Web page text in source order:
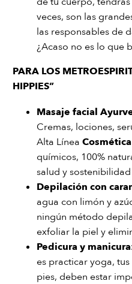
veces, son las
las responsables de
¿Acaso no es lo que
PARA LOS
HIPPIES”
Masaje facial
Cremas, lociones,
Alta Línea
químicos, 100%
salud y
Depilación con
agua con limón y
ningún método
exfoliar la piel y
Pedicura y manicura
es practicar yoga,
pies, deben estar